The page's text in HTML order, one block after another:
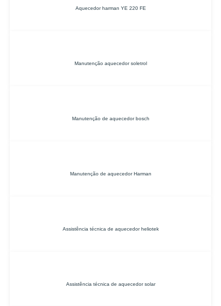
Aquecedor harman YE 220 FE
Manutenção aquecedor soletrol
Manutenção de aquecedor bosch
Manutenção de aquecedor Harman
Assistência técnica de aquecedor heliotek
Assistência técnica de aquecedor solar